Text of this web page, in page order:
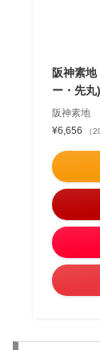
阪神素
ー・先
阪神素地
¥6,656
（